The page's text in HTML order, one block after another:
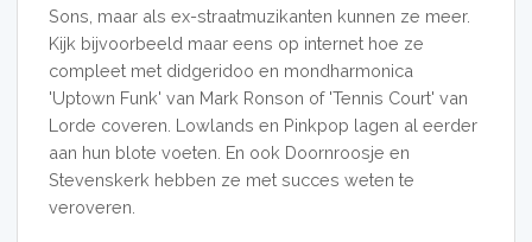
Sons, maar als ex-straatmuzikanten kunnen ze meer.
Kijk bijvoorbeeld maar eens op internet hoe ze
compleet met didgeridoo en mondharmonica
'Uptown Funk' van Mark Ronson of 'Tennis Court' van
Lorde coveren. Lowlands en Pinkpop lagen al eerder
aan hun blote voeten. En ook Doornroosje en
Stevenskerk hebben ze met succes weten te
veroveren.